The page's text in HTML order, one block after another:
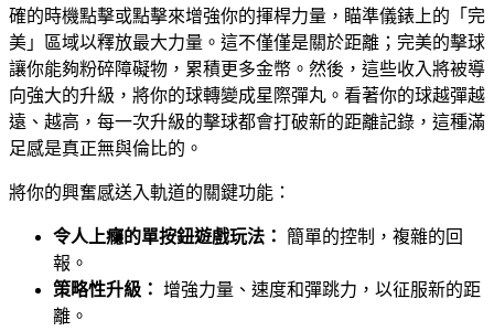
確的時機點擊或點擊來增強你的揮桿力量，瞄準儀錶上的「完
美」區域以釋放最大力量。這不僅僅是關於距離；完美的擊球
讓你能夠粉碎障礙物，累積更多金幣。然後，這些收入將被導
向強大的升級，將你的球轉變成星際彈丸。看著你的球越彈越
遠、越高，每一次升級的擊球都會打破新的距離記錄，這種滿
足感是真正無與倫比的。
將你的興奮感送入軌道的關鍵功能：
令人上癮的單按鈕遊戲玩法： 簡單的控制，複雜的回
報。
策略性升級： 增強力量、速度和彈跳力，以征服新的距
離。